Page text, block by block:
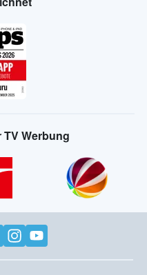
Werbung